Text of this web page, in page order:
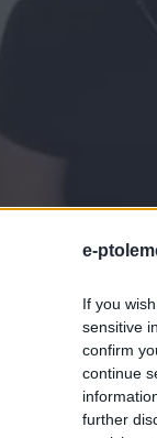
e-
If you
sensitive
confirm
continue
further
ΤΑΔΥΜ - Ταμείο